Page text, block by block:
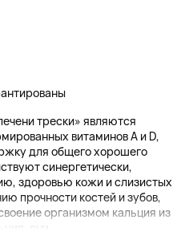
трески» являются
витаминов A и D,
для общего хорошего
синергетически,
здоровью кожи и слизистых
прочности костей и зубов,
организмом кальция из
они...